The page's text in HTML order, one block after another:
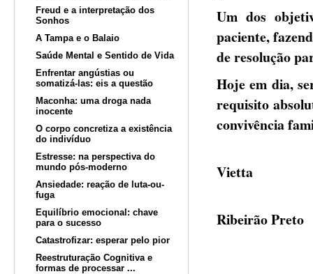
Freud e a interpretação dos
Sonhos
A Tampa e o Balaio
Saúde Mental e Sentido de Vida
Enfrentar angústias ou
somatizá-las: eis a questão
Maconha: uma droga nada
inocente
O corpo concretiza a existência
do indivíduo
Estresse: na perspectiva do
mundo pós-moderno
Ansiedade: reação de luta-ou-
fuga
Equilíbrio emocional: chave
para o sucesso
Catastrofizar: esperar pelo pior
Reestruturação Cognitiva e
formas de processar ...
Um dos
paciente,
de resolução
Hoje em dia,
requisito
convivência
Vietta
Ribeirão Preto